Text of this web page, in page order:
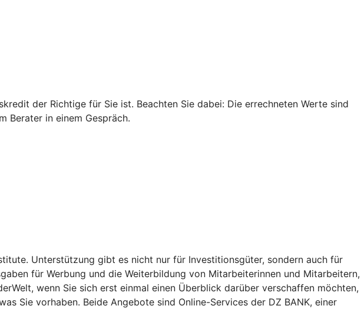
der Richtige für Sie ist. Beachten Sie dabei: Die errechneten Werte sind
Berater in einem Gespräch.
Unterstützung gibt es nicht nur für Investitionsgüter, sondern auch für
für Werbung und die Weiterbildung von Mitarbeiterinnen und Mitarbeitern,
wenn Sie sich erst einmal einen Überblick darüber verschaffen möchten,
Sie vorhaben. Beide Angebote sind Online-Services der DZ BANK, einer